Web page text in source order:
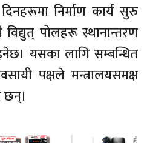
निर्माण कार्य सुरु
पोलहरू स्थानान्तरण
यसका लागि सम्बन्धित
पक्षले मन्त्रालयसमक्ष
छन्।